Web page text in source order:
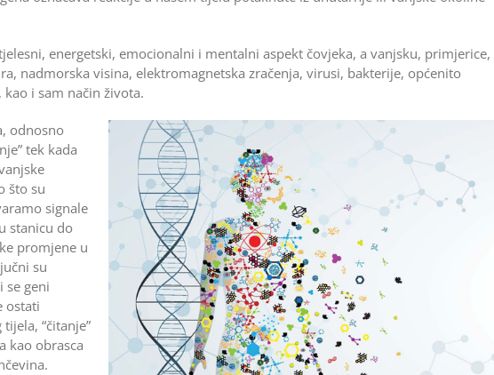
energetski, emocionalni i mentalni aspekt čovjeka, a vanjsku, primjerice,
nadmorska visina, elektromagnetska zračenja, virusi, bakterije, općenito
i sam način života.
odnosno
tek kada
što su
signale
stanicu do
promjene u
su
se geni
ostati
“čitanje”
kao obrasca